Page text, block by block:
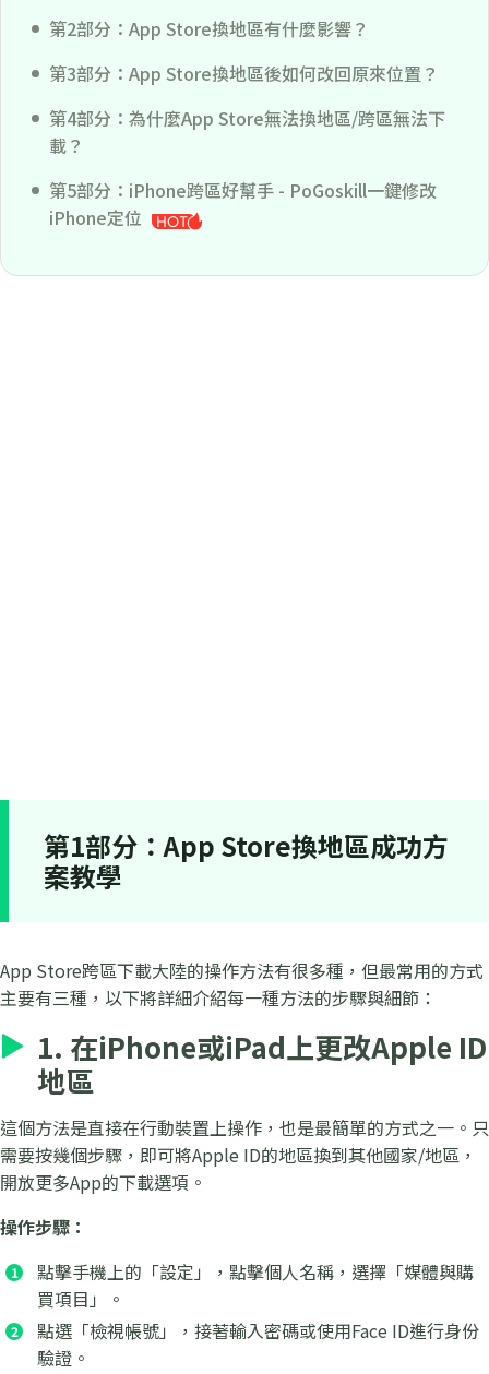
第2部分：App Store換地區有什麼影響？
第3部分：App Store換地區後如何改回原來位置？
第4部分：為什麼App Store無法換地區/跨區無法下
載？
第5部分：iPhone跨區好幫手 - PoGoskill一鍵修改
iPhone定位
第1部分：App Store換地區成功方
案教學
App Store跨區下載大陸的操作方法有很多種，但最常用的方式
主要有三種，以下將詳細介紹每一種方法的步驟與細節：
1. 在iPhone或iPad上更改Apple ID
地區
這個方法是直接在行動裝置上操作，也是最簡單的方式之一。只
需要按幾個步驟，即可將Apple ID的地區換到其他國家/地區，
開放更多App的下載選項。
操作步驟：
點擊手機上的「設定」，點擊個人名稱，選擇「媒體與購
買項目」。
點選「檢視帳號」，接著輸入密碼或使用Face ID進行身份
驗證。